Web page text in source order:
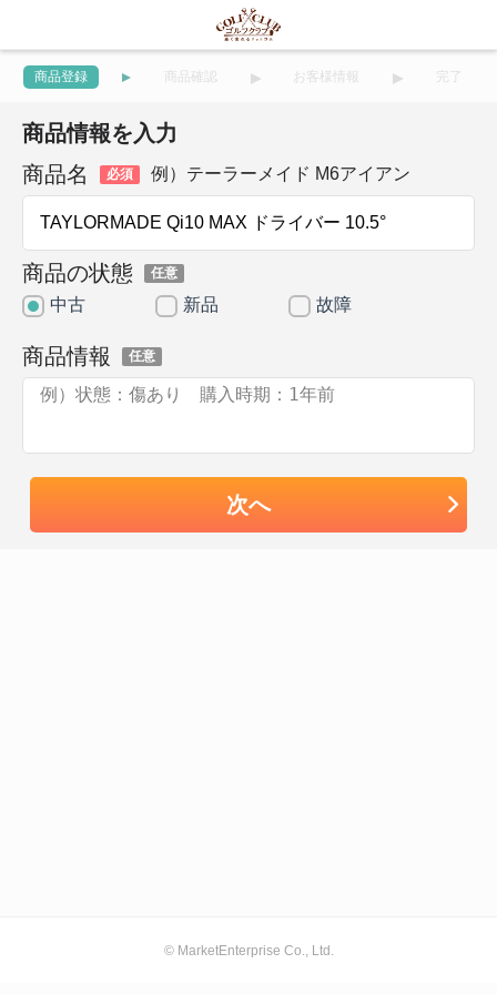
商品登録 商品確認 お客様情報 完了
商品情報を入力
商品名
必須 例）テーラーメイド M6アイアン
商品の状態 任意
中古 新品 故障
商品情報 任意
次へ
© MarketEnterprise Co., Ltd.